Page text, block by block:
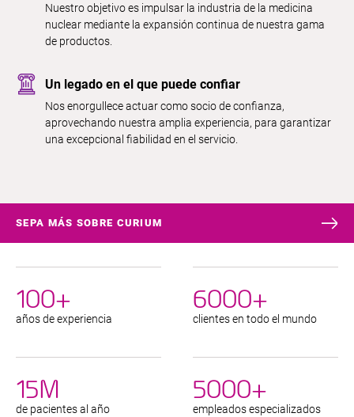
Nuestro objetivo es impulsar la industria de la medicina
nuclear mediante la expansión continua de nuestra gama
de productos.
Un legado en el que puede confiar
Nos enorgullece actuar como socio de confianza,
aprovechando nuestra amplia experiencia, para garantizar
una excepcional fiabilidad en el servicio.
SEPA MÁS SOBRE CURIUM
100+
años de experiencia
6000+
clientes en todo el mundo
15M
de pacientes al año
5000+
empleados especializados